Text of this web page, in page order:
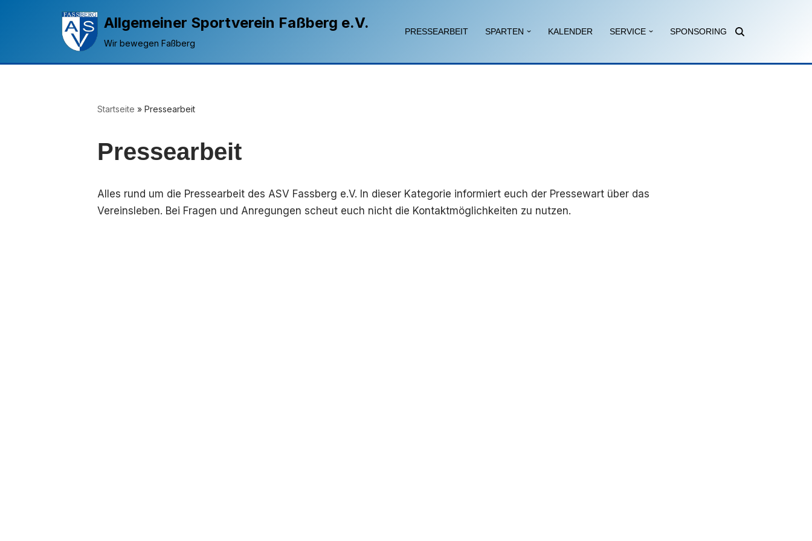
springen
Allgemeiner Sportverein Faßberg e.V.
Wir bewegen Faßberg
PRESSEARBEIT SPARTEN KALENDER SERVICE SPONSORING
Startseite » Pressearbeit
Pressearbeit
Alles rund um die Pressearbeit des ASV Fassberg e.V. In dieser Kategorie informiert euch der Pressewart über das
Vereinsleben. Bei Fragen und Anregungen scheut euch nicht die Kontaktmöglichkeiten zu nutzen.